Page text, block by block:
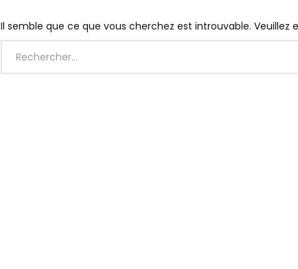
Il semble que ce que vous cherchez est introuvable. Veuillez